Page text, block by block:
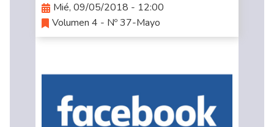
Mié, 09/05/2018 - 12:00
Volumen 4 - Nº 37-Mayo